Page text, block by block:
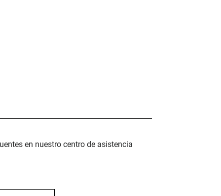
en nuestro centro de asistencia